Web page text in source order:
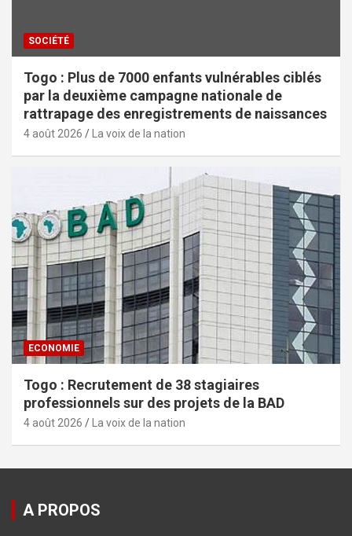
SOCIÉTÉ
Togo : Plus de 7000 enfants vulnérables ciblés
par la deuxième campagne nationale de
rattrapage des enregistrements de naissances
4 août 2026 La voix de la nation
ECONOMIE
Togo : Recrutement de 38 stagiaires
professionnels sur des projets de la BAD
4 août 2026 La voix de la nation
A PROPOS